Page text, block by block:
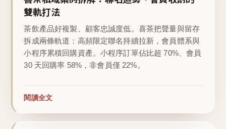
雙軌打法
茶飲產品好複製、顧客忠誠度低。喜茶把聲量與留存
拆成兩條軌道：高頻限定聯名持續拉新，會員體系與
小程序累積回購資產。小程序訂單佔比超 70%、會員
30 天回購率 58%，非會員僅 22%。
閱讀全文